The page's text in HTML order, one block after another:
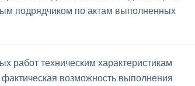
подрядчиком по актам выполненных
работ техническим характеристикам
возможность выполнения